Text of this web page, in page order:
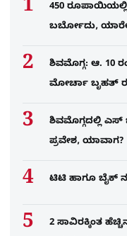
450
ಬರ್ಬೋದು,
ಶಿವಮೊಗ್ಗ: ಆ. 10
ಮೋರ್ಚಾ ಬೃಹತ್
ಶಿವಮೊಗ್ಗದಲ್ಲಿ
ಪ್ರವೇಶ, ಯಾವಾಗ?
ಟಿಟಿ ಹಾಗೂ ಬೈಕ್
2 ಸಾವಿರಕ್ಕಿಂತ